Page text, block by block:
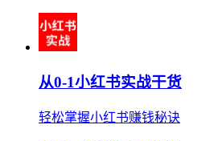
从0-1小红书实战干货
轻松掌握小红书赚钱秘诀